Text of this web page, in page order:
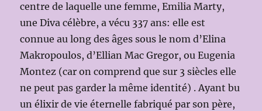
centre de laquelle une femme, Emilia Marty,
une Diva célèbre, a vécu 337 ans: elle est
connue au long des âges sous le nom d’Elina
Makropoulos, d’Ellian Mac Gregor, ou Eugenia
Montez (car on comprend que sur 3 siècles elle
ne peut pas garder la même identité) . Ayant bu
un élixir de vie éternelle fabriqué par son père,